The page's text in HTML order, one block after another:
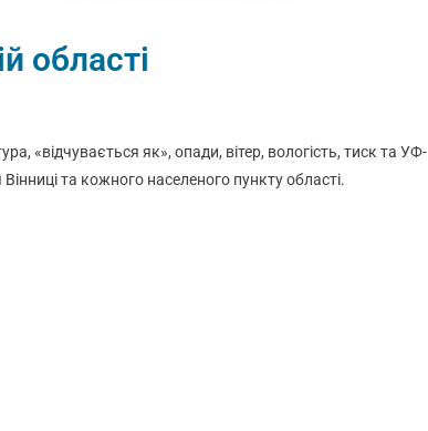
області
«відчувається як», опади, вітер, вологість, тиск та УФ-
та кожного населеного пункту області.